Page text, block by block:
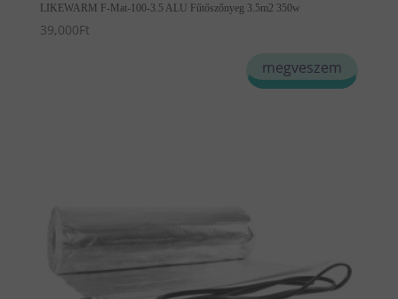
LIKEWARM F-Mat-100-3.5 ALU Fűtőszőnyeg 3.5m2 350w
39,000Ft
megveszem